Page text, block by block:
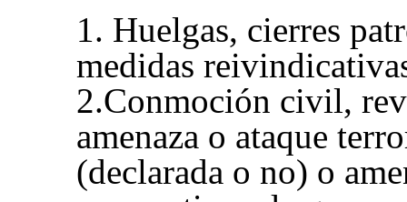
1. Huelgas, cierres
medidas
2.Conmoción civil,
amenaza o ataque
(declarada o no) o